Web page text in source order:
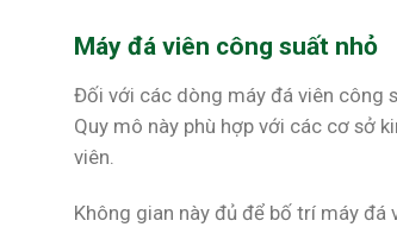
Máy đá viên công suất nhỏ
Đối với các dòng máy đá viên công
Quy mô này phù hợp với các cơ sở
viên.
Không gian này đủ để bố trí máy đá